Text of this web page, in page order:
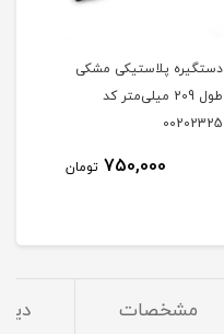
دستگیره پلاستیکی مشکی
طول 209 میلی‌متر کد
00202325
750,000 تومان
مشخصات